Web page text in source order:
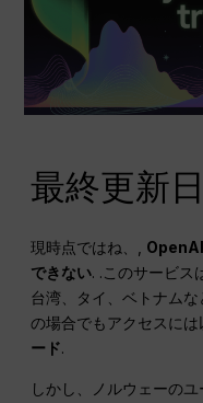
最終更新
現時点ではね、,
できない. .このサービス
台湾、タイ、ベトナム
の場合でもアクセスに
ード.
しかし、ノルウェーのユ